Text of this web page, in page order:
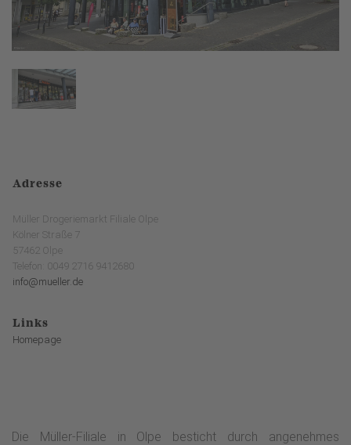
Adresse
Müller Drogeriemarkt Filiale Olpe
Kölner Straße 7
57462 Olpe
Telefon: 0049 2716 9412680
info@mueller.de
Links
Homepage
Die Müller-Filiale in Olpe besticht durch angenehmes